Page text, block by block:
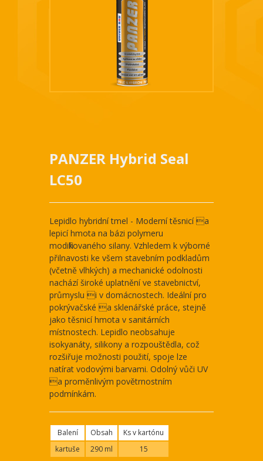
PANZER Hybrid Seal
LC50
Lepidlo hybridní tmel - Moderní těsnicí a
lepicí hmota na bázi polymeru
modifikovaného silany. Vzhledem k výborné
přilnavosti ke všem stavebním podkladům
(včetně vlhkých) a mechanické odolnosti
nachází široké uplatnění ve stavebnictví,
průmyslu i v domácnostech. Ideální pro
pokrývačské a sklenářské práce, stejně
jako těsnicí hmota v sanitárních
místnostech. Lepidlo neobsahuje
isokyanáty, silikony a rozpouštědla, což
rozšiřuje možnosti použití, spoje lze
natírat vodovými barvami. Odolný vůči UV
a proměnlivým povětrnostním
podmínkám.
Balení Obsah
Ks v kartónu
kartuše
290 ml 15